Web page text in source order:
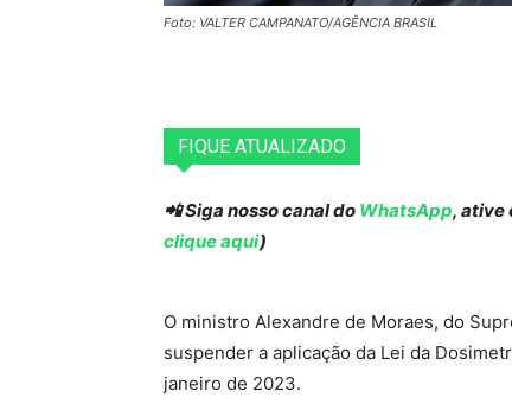
Foto: VALTER CAMPANATO/AGÊNCIA BRASIL
FIQUE ATUALIZADO
📲 Siga nosso canal do WhatsApp, ative
clique aqui)
O ministro Alexandre de Moraes, do
suspender a aplicação da Lei da
janeiro de 2023.